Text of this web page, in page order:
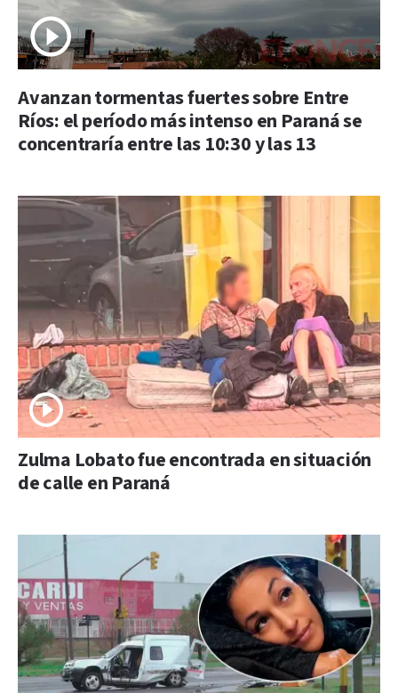
Avanzan tormentas fuertes sobre Entre
Ríos: el período más intenso en Paraná se
concentraría entre las 10:30 y las 13
Zulma Lobato fue encontrada en situación
de calle en Paraná